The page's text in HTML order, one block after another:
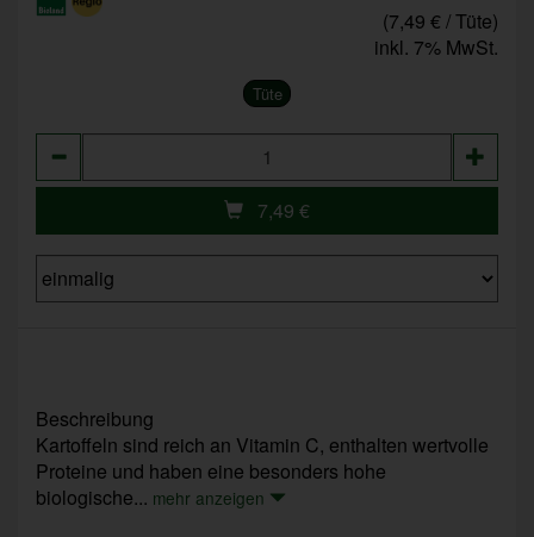
(7,49 € / Tüte)
inkl. 7% MwSt.
Tüte
7,49 €
Beschreibung
Kartoffeln sind reich an Vitamin C, enthalten wertvolle
Proteine und haben eine besonders hohe
biologische... mehr anzeigen